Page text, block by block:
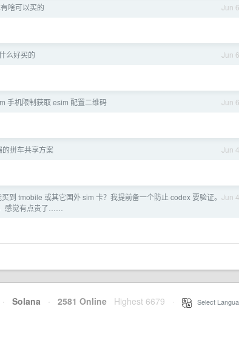
Jun 6
啥可以买的
Jun 6
么好买的
Jun 6
手机限制获取 esim 配置二维码
Jun 4
拼车共享方案
Jun 4
到 tmobile 或其它国外 sim 卡？我提前备一个防止 codex 要验证。
感觉有点贵了……
· Solana · 2581 Online Highest 6679 Select